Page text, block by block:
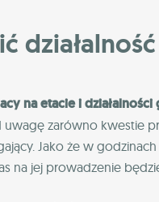
na etacie i
zarówno kwestie
Jako że w
na jej prowadzenie